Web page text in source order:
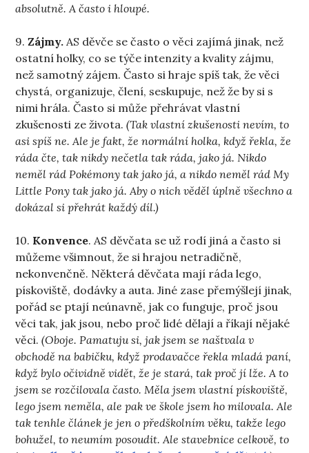
absolutně. A často i hloupé.
9.Zájmy. AS děvče se často o věci zajímá jinak, než
ostatní holky, co se týče intenzity a kvality zájmu,
než samotný zájem. Často si hraje spíš tak, že věci
chystá, organizuje, člení, seskupuje, než že by si s
nimi hrála. Často si může přehrávat vlastní
zkušenosti ze života.(Tak vlastní zkušenosti nevím, to
asi spíš ne. Ale je fakt, že normální holka, když řekla, že
ráda čte, tak nikdy nečetla tak ráda, jako já. Nikdo
neměl rád Pokémony tak jako já, a nikdo neměl rád My
Little Pony tak jako já. Aby o nich věděl úplně všechno a
dokázal si přehrát každý díl.)
10. Konvence. AS děvčata se už rodí jiná a často si
můžeme všimnout, že si hrajou netradičně,
nekonvenčně. Některá děvčata mají ráda lego,
pískoviště, dodávky a auta. Jiné zase přemýšlejí jinak,
pořád se ptají neúnavně, jak co funguje, proč jsou
věci tak, jak jsou, nebo proč lidé dělají a říkají nějaké
věci.(Oboje. Pamatuju si, jak jsem se naštvala v
obchodě na babičku, když prodavačce řekla mladá paní,
když bylo očividně vidět, že je stará, tak proč jí lže. A to
jsem se rozčilovala často. Měla jsem vlastní pískoviště,
lego jsem neměla, ale pak ve škole jsem ho milovala. Ale
tak tenhle článek je jen o předškolním věku, takže lego
bohužel, to neumím posoudit. Ale stavebnice celkově, to